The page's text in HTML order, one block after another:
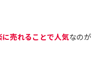
に売れることで人気なのが